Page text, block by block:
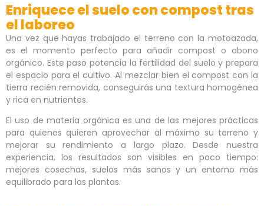
Enriquece el suelo con compost tras
el laboreo
Una vez que hayas trabajado el terreno con la motoazada,
es el momento perfecto para añadir compost o abono
orgánico. Este paso potencia la fertilidad del suelo y prepara
el espacio para el cultivo. Al mezclar bien el compost con la
tierra recién removida, conseguirás una textura homogénea
y rica en nutrientes.
El uso de materia orgánica es una de las mejores prácticas
para quienes quieren aprovechar al máximo su terreno y
mejorar su rendimiento a largo plazo. Desde nuestra
experiencia, los resultados son visibles en poco tiempo:
mejores cosechas, suelos más sanos y un entorno más
equilibrado para las plantas.